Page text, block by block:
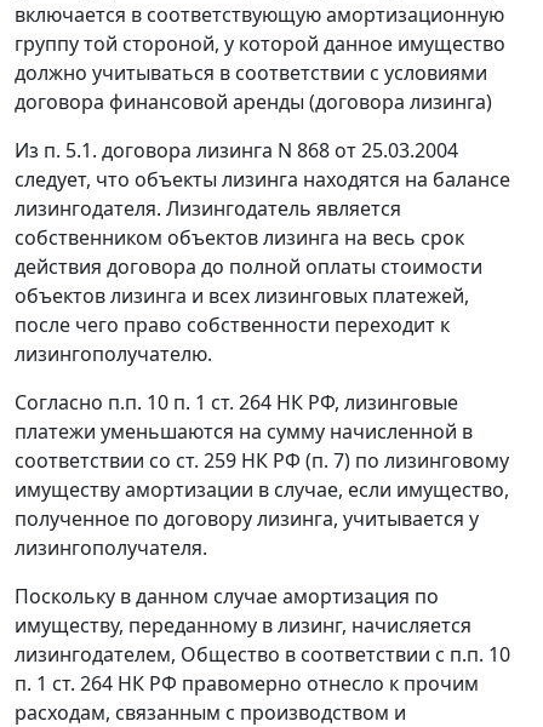
включается в соответствующую амортизационную
группу той стороной, у которой данное имущество
должно учитываться в соответствии с условиями
договора финансовой аренды (договора лизинга)
Из п. 5.1. договора лизинга N 868 от 25.03.2004
следует, что объекты лизинга находятся на балансе
лизингодателя. Лизингодатель является
собственником объектов лизинга на весь срок
действия договора до полной оплаты стоимости
объектов лизинга и всех лизинговых платежей,
после чего право собственности переходит к
лизингополучателю.
Согласно п.п. 10 п. 1 ст. 264 НК РФ, лизинговые
платежи уменьшаются на сумму начисленной в
соответствии со ст. 259 НК РФ (п. 7) по лизинговому
имуществу амортизации в случае, если имущество,
полученное по договору лизинга, учитывается у
лизингополучателя.
Поскольку в данном случае амортизация по
имуществу, переданному в лизинг, начисляется
лизингодателем, Общество в соответствии с п.п. 10
п. 1 ст. 264 НК РФ правомерно отнесло к прочим
расходам, связанным с производством и